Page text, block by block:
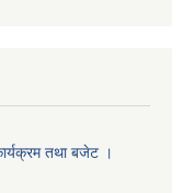
तथा बजेट ।